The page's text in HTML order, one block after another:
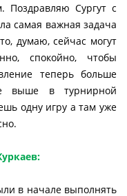
Поздравляю Сургут с
самая важная задача
думаю, сейчас могут
спокойно, чтобы
теперь больше
выше в турнирной
одну игру а там уже
в начале выполнять